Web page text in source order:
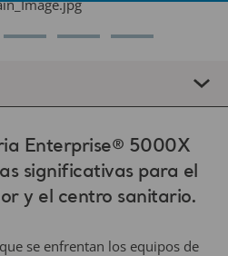
Enterprise® 5000X
significativas para el
y el centro sanitario.
se enfrentan los equipos de